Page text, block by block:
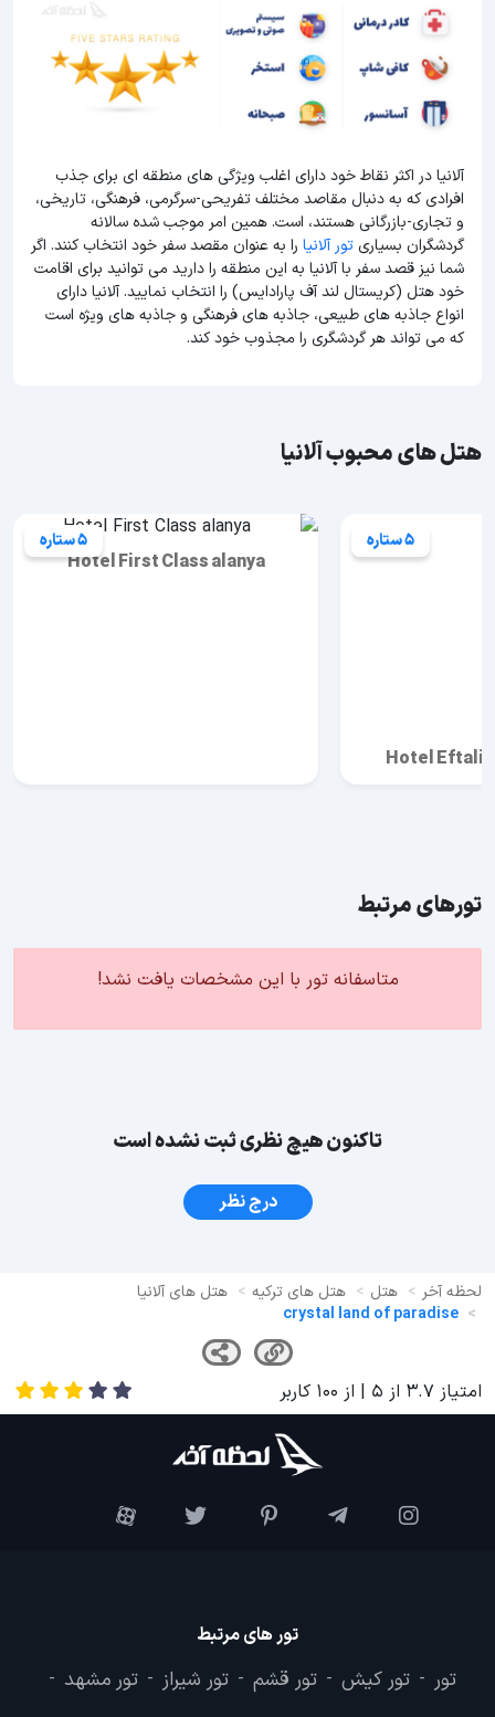
آلانیا در اکثر نقاط خود دارای اغلب ویژگی های منطقه ای برای جذب
افرادی که به دنبال مقاصد مختلف تفریحی-سرگرمی، فرهنگی، تاریخی،
و تجاری-بازرگانی هستند، است. همین امر موجب شده سالانه
گردشگران بسیاریتور آلانیا را به عنوان مقصد سفر خود انتخاب کنند. اگر
شما نیز قصد سفر با آلانیا به این منطقه را دارید می توانید برای اقامت
خود هتل (کریستال لند آف پارادایس) را انتخاب نمایید. آلانیا دارای
انواع جاذبه های طبیعی، جاذبه های فرهنگی و جاذبه های ویژه است
که می تواند هر گردشگری را مجذوب خود کند.
هتل های محبوب آلانیا
5 ستاره
Hotel
5 ستاره
Hotel First Class alanya
تورهای مرتبط
متاسفانه تور با این مشخصات یافت نشد!
تاکنون هیچ نظری ثبت نشده است
درج نظر
لحظه آخر هتل هتل های ترکیه
هتل های آلانیا
crystal land of paradise
امتیاز 3.7 از 5 | از 100 کاربر
تور های مرتبط
تور - تور کیش - تور قشم - تور شیراز - تور مشهد -